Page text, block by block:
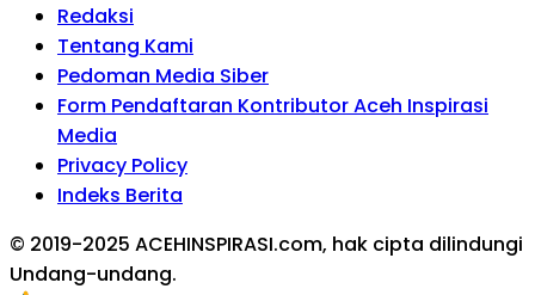
Redaksi
Tentang Kami
Pedoman Media Siber
Form Pendaftaran Kontributor Aceh Inspirasi
Media
Privacy Policy
Indeks Berita
© 2019-2025 ACEHINSPIRASI.com, hak cipta dilindungi
Undang-undang.